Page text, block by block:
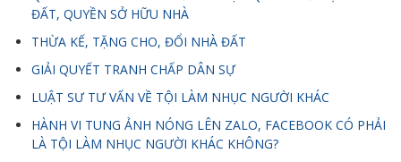
ĐẤT, QUYỀN SỞ HỮU NHÀ
THỪA KẾ, TẶNG CHO, ĐỔI NHÀ ĐẤT
GIẢI QUYẾT TRANH CHẤP DÂN SỰ
LUẬT SƯ TƯ VẤN VỀ TỘI LÀM NHỤC NGƯỜI KHÁC
HÀNH VI TUNG ẢNH NÓNG LÊN ZALO, FACEBOOK CÓ PHẢI
LÀ TỘI LÀM NHỤC NGƯỜI KHÁC KHÔNG?